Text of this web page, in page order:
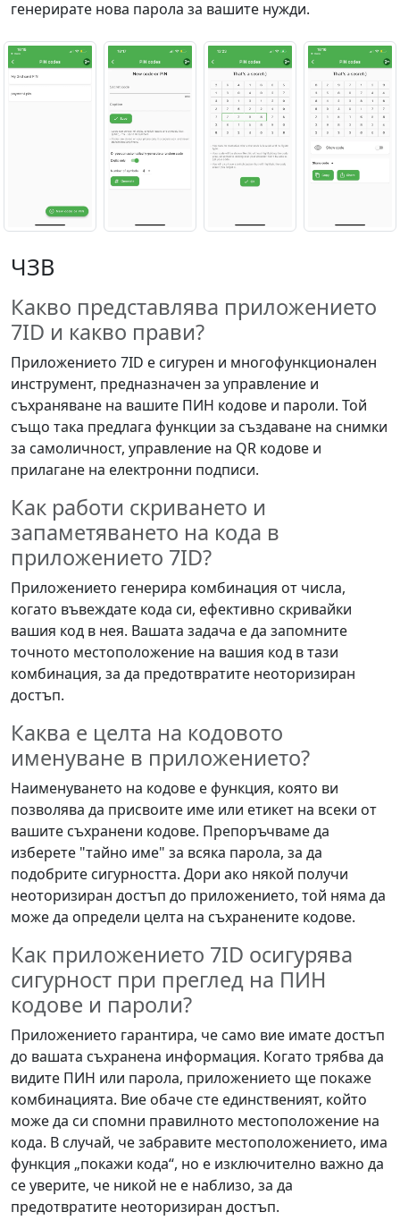
генерирате нова парола за вашите нужди.
ЧЗВ
Какво представлява приложението
7ID и какво прави?
Приложението 7ID е сигурен и многофункционален
инструмент, предназначен за управление и
съхраняване на вашите ПИН кодове и пароли. Той
също така предлага функции за създаване на снимки
за самоличност, управление на QR кодове и
прилагане на електронни подписи.
Как работи скриването и
запаметяването на кода в
приложението 7ID?
Приложението генерира комбинация от числа,
когато въвеждате кода си, ефективно скривайки
вашия код в нея. Вашата задача е да запомните
точното местоположение на вашия код в тази
комбинация, за да предотвратите неоторизиран
достъп.
Каква е целта на кодовото
именуване в приложението?
Наименуването на кодове е функция, която ви
позволява да присвоите име или етикет на всеки от
вашите съхранени кодове. Препоръчваме да
изберете "тайно име" за всяка парола, за да
подобрите сигурността. Дори ако някой получи
неоторизиран достъп до приложението, той няма да
може да определи целта на съхранените кодове.
Как приложението 7ID осигурява
сигурност при преглед на ПИН
кодове и пароли?
Приложението гарантира, че само вие имате достъп
до вашата съхранена информация. Когато трябва да
видите ПИН или парола, приложението ще покаже
комбинацията. Вие обаче сте единственият, който
може да си спомни правилното местоположение на
кода. В случай, че забравите местоположението, има
функция „покажи кода“, но е изключително важно да
се уверите, че никой не е наблизо, за да
предотвратите неоторизиран достъп.